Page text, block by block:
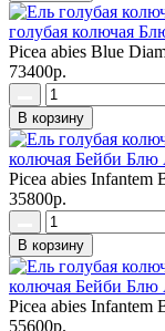
голубая колючая
Picea abies Blue
73400р.
В корзину
колючая Бейби Блю
Picea abies Infantem
35800р.
В корзину
колючая Бейби Блю
Picea abies Infantem
55600р.